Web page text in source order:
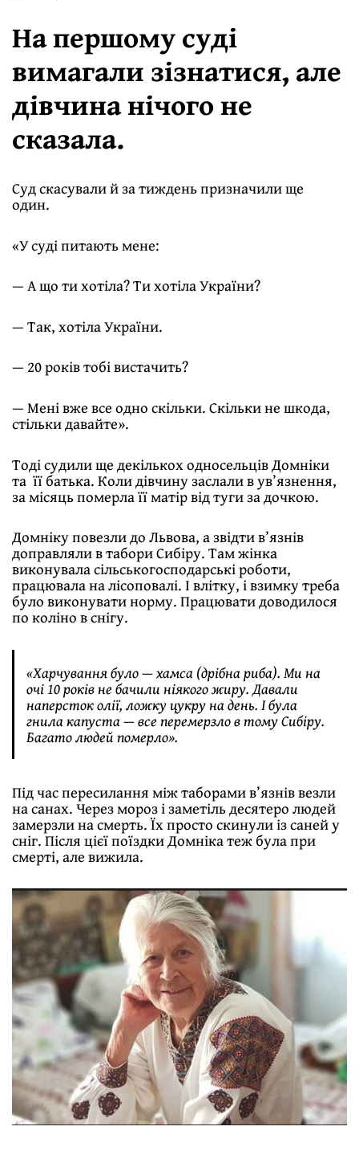
На першому суді
вимагали зізнатися, але
дівчина нічого не
сказала.
Суд скасували й за тиждень призначили ще
один.
«У суді питають мене:
— А що ти хотіла? Ти хотіла України?
— Так, хотіла України.
— 20 років тобі вистачить?
— Мені вже все одно скільки. Скільки не шкода,
стільки давайте».
Тоді судили ще декількох односельців Домніки
та її батька. Коли дівчину заслали в ув’язнення,
за місяць померла її матір від туги за дочкою.
Домніку повезли до Львова, а звідти в’язнів
доправляли в табори Сибіру. Там жінка
виконувала сільськогосподарські роботи,
працювала на лісоповалі. І влітку, і взимку треба
було виконувати норму. Працювати доводилося
по коліно в снігу.
«Харчування було — хамса (дрібна риба). Ми на
очі 10 років не бачили ніякого жиру. Давали
наперсток олії, ложку цукру на день. І була
гнила капуста — все перемерзло в тому Сибіру.
Багато людей померло».
Під час пересилання між таборами в’язнів везли
на санах. Через мороз і заметіль десятеро людей
замерзли на смерть. Їх просто скинули із саней у
сніг. Після цієї поїздки Домніка теж була при
смерті, але вижила.